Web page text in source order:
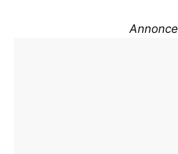
Annonce